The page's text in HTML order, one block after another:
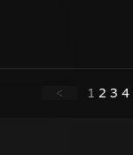
< 1 2 3 4